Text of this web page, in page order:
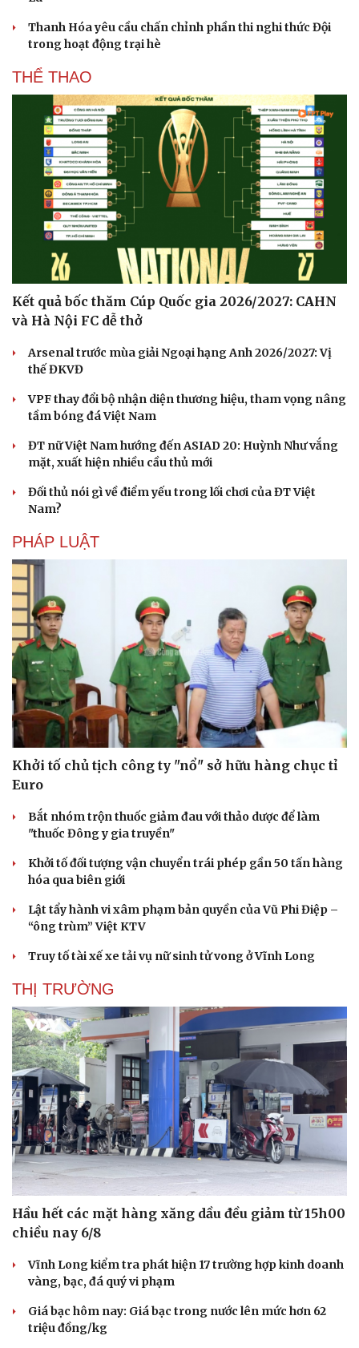
Văn hóa
Sân khấu - Điện ảnh
Văn học
Âm nhạc
Di sản
Giải trí
Nghệ sĩ
Thời trang
Thanh Hóa yêu cầu chấn chỉnh phần thi nghi thức Đội
trong hoạt động trại hè
THỂ THAO
Kết quả bốc thăm Cúp Quốc gia 2026/2027: CAHN
và Hà Nội FC dễ thở
Arsenal trước mùa giải Ngoại hạng Anh 2026/2027: Vị
thế ĐKVĐ
VPF thay đổi bộ nhận diện thương hiệu, tham vọng nâng
tầm bóng đá Việt Nam
ĐT nữ Việt Nam hướng đến ASIAD 20: Huỳnh Như vắng
mặt, xuất hiện nhiều cầu thủ mới
Đối thủ nói gì về điểm yếu trong lối chơi của ĐT Việt
Nam?
PHÁP LUẬT
Khởi tố chủ tịch công ty "nổ" sở hữu hàng chục tỉ
Euro
Bắt nhóm trộn thuốc giảm đau với thảo dược để làm
"thuốc Đông y gia truyền"
Khởi tố đối tượng vận chuyển trái phép gần 50 tấn hàng
hóa qua biên giới
Lật tẩy hành vi xâm phạm bản quyền của Vũ Phi Điệp –
“ông trùm” Việt KTV
Truy tố tài xế xe tải vụ nữ sinh tử vong ở Vĩnh Long
THỊ TRƯỜNG
Hầu hết các mặt hàng xăng dầu đều giảm từ 15h00
chiều nay 6/8
Vĩnh Long kiểm tra phát hiện 17 trường hợp kinh doanh
vàng, bạc, đá quý vi phạm
Giá bạc hôm nay: Giá bạc trong nước lên mức hơn 62
triệu đồng/kg